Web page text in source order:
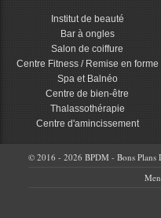
Institut de beauté
Bar à ongles
Salon de coiffure
Centre Fitness / Remise en forme
Spa et Balnéo
Centre de bien-être
Thalassothérapie
Centre d'amincissement
© 2016 - 2026 BPDM - Bons Plans